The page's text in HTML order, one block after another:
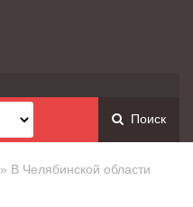
Поиск
» В Челябинской области